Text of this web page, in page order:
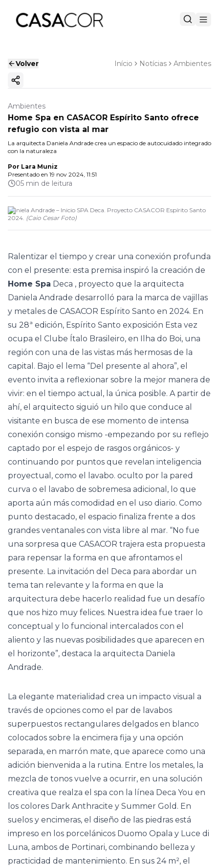
Volver Início Notícias Ambientes
Copiar enlace
Ambientes
Home Spa en CASACOR Espírito Santo ofrece
refugio con vista al mar
La arquitecta Daniela Andrade crea un espacio de autocuidado integrado
con la naturaleza
Por Lara Muniz
Presentado en 19 nov 2024, 11:51
05 min de leitura
Daniela Andrade – Inicio SPA Deca. Proyecto CASACOR Espírito Santo
2024. (Caio Cesar Foto)
Ralentizar el tiempo y crear una conexión profunda
con el presente: esta premisa inspiró la creación de
Home Spa Deca , proyecto que la arquitecta
Daniela Andrade desarrolló para la marca de vajillas
y metales de CASACOR Espírito Santo en 2024. En
su 28ª edición, Espírito Santo exposición Esta vez
ocupa el Clube Ítalo Brasileiro, en Ilha do Boi, una
región con una de las vistas más hermosas de la
capital. Bajo el lema “Del presente al ahora”, el
evento invita a reflexionar sobre la mejor manera de
vivir: en el tiempo actual, la única posible. A partir de
ahí, el arquitecto siguió un hilo que conduce al
visitante en busca de ese momento de intensa
conexión consigo mismo -empezando por su reflejo
captado por el espejo de rasgos orgánicos- y
continuando por puntos que revelan inteligencia
proyectual, como el lavabo. oculto por la pared
curva o el lavabo de sobremesa adicional, lo que
aporta aún más comodidad en el uso diario. Como
punto destacado, el espacio finaliza frente a dos
grandes ventanales con vista libre al mar. “No fue
una sorpresa que CASACOR trajera esta propuesta
para repensar la forma en que afrontamos el
presente. La invitación del Deca para abordar un
tema tan relevante y la forma en que la
arquitectura debe hacerlo realidad fue un desafío
que nos hizo muy felices. Nuestra idea fue traer lo
conceptual y lo funcional intercalados con el
aliento y las nuevas posibilidades que aparecen en
el horizonte”, destaca la arquitecta Daniela
Andrade.
La elegante materialidad crea un impacto visual a
través de opciones como el par de lavabos
superpuestos rectangulares delgados en blanco
colocados sobre la encimera fija y una opción
separada, en marrón mate, que aparece como una
adición bienvenida a la rutina. Entre los metales, la
mezcla de tonos vuelve a ocurrir, en una solución
creativa que realza el spa con la línea Deca You en
los colores Dark Anthracite y Summer Gold. En
suelos y encimeras, el diseño de las piedras está
impreso en los porcelánicos Duomo Opala y Luce di
Luna, ambos de Portinari, combinando belleza y
practicidad de mantenimiento. En sus 24 m², el